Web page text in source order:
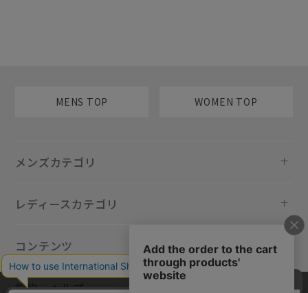
MENS TOP WOMEN TOP
メンズカテゴリ
レディースカテゴリ
コンテンツ
規約・ヘルプ